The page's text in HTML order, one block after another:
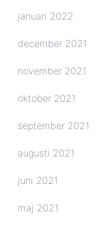
januari 2022
december 2021
november 2021
oktober 2021
september 2021
augusti 2021
juni 2021
maj 2021